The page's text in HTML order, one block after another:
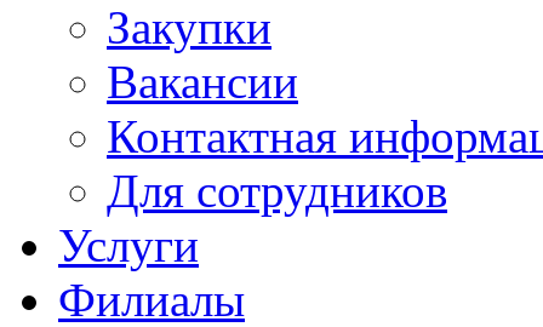
Закупки
Вакансии
Контактная
Для сотрудников
Услуги
Филиалы